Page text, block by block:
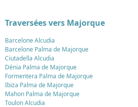
Traversées vers Majorque
Barcelone Alcudia
Barcelone Palma de Majorque
Ciutadella Alcudia
Dénia Palma de Majorque
Formentera Palma de Majorque
Ibiza Palma de Majorque
Mahon Palma de Majorque
Toulon Alcudia